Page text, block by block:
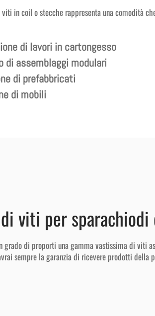
viti in coil o stecche rappresenta una comodità
di lavori in cartongesso
di assemblaggi modulari
di prefabbricati
di mobili
viti per sparachiodi
grado di proporti una gamma vastissima di
sempre la garanzia di ricevere prodotti